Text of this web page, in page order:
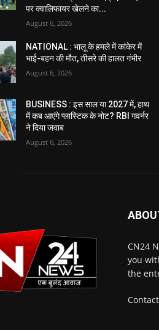
पर क्वालिफायर खेलने का...
August 6, 2026
NATIONAL : भालू के हमले में कांकेर में
भाई-बहन की मौत, तीसरे की हालत गंभीर
August 6, 2026
BUSINESS : इस साल या 2027 में, हाथ
में कब आएंगे प्लास्टिक के नोट? RBI गवर्नर
ने दिया जवाब
August 6, 2026
CN24
you
the